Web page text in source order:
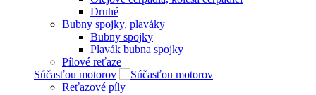
Druhé
Bubny spojky, plaváky
Bubny spojky
Plavák bubna spojky
Pílové reťaze
Súčasťou motorov
Reťazové píly